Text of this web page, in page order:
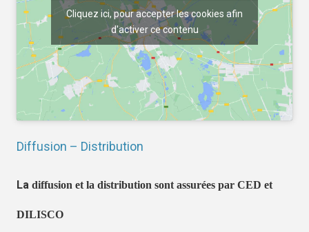
Cliquez ici, pour accepter les cookies afin
d'activer ce contenu
Diffusion – Distribution
La diffusion et la distribution sont assurées par CED et
DILISCO